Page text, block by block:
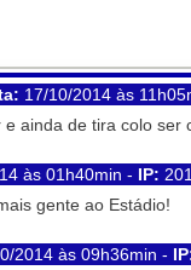
17/10/2014 às
ainda de tira colo
às 01h40min - IP:
gente ao Estádio!
2014 às 09h36min -